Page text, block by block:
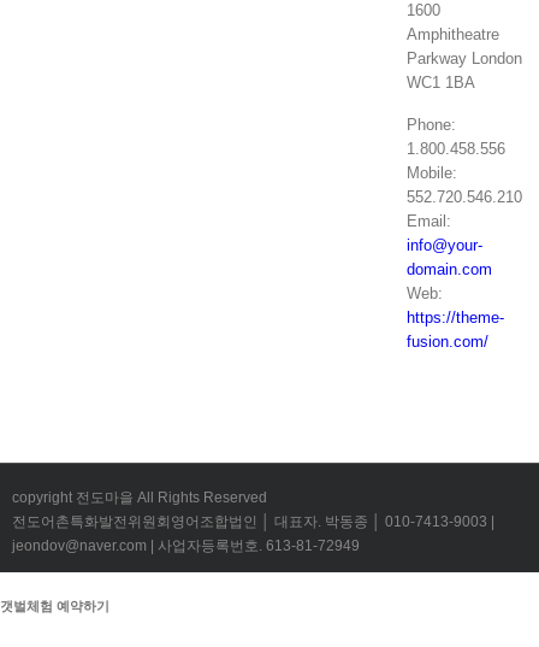
1600
Amphitheatre
Parkway London
WC1 1BA
Phone:
1.800.458.556
Mobile:
552.720.546.210
Email:
info@your-
domain.com
Web:
https://theme-
fusion.com/
copyright 전도마을 All Rights Reserved
전도어촌특화발전위원회영어조합법인 │ 대표자. 박동종 │ 010-7413-9003 |
jeondov@naver.com | 사업자등록번호. 613-81-72949
갯벌체험 예약하기